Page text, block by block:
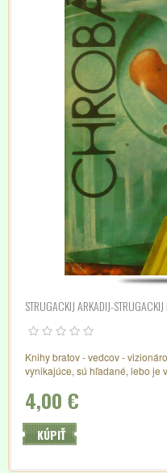
STRUGACKIJ ARKADIJ-
Knihy bratov - vedcov -
vynikajúce, sú hľadané, lebo je
4,00 €
KÚPIŤ